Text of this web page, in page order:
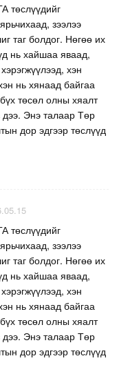
төслүүдийг
зээлээ
таг болдог. Нөгөө их
нь хайшаа яваад,
хэн
нь хянаад байгаа
төсөл олны хяалт
дээ. Энэ талаар Төр
дор эдгээр төслүүд
төслүүдийг
зээлээ
таг болдог. Нөгөө их
нь хайшаа яваад,
хэн
нь хянаад байгаа
төсөл олны хяалт
дээ. Энэ талаар Төр
дор эдгээр төслүүд